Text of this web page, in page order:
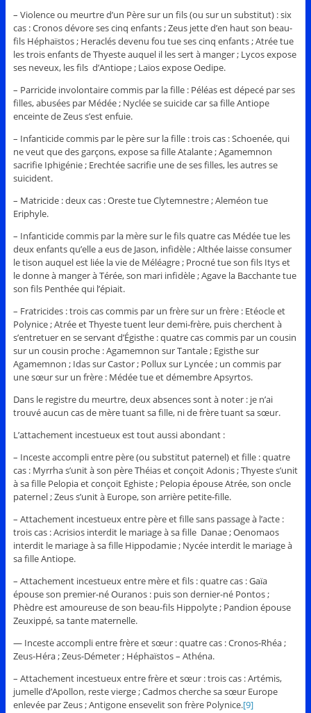
– Violence ou meurtre d’un Père sur un fils (ou sur un substitut) : six
cas : Cronos dévore ses cinq enfants ; Zeus jette d’en haut son beau-
fils Héphaïstos ; Heraclés devenu fou tue ses cinq enfants ; Atrée tue
les trois enfants de Thyeste auquel il les sert à manger ; Lycos expose
ses neveux, les fils d’Antiope ; Laïos expose Oedipe.
– Parricide involontaire commis par la fille : Péléas est dépecé par ses
filles, abusées par Médée ; Nyclée se suicide car sa fille Antiope
enceinte de Zeus s’est enfuie.
– Infanticide commis par le père sur la fille : trois cas : Schoenée, qui
ne veut que des garçons, expose sa fille Atalante ; Agamemnon
sacrifie Iphigénie ; Erechtée sacrifie une de ses filles, les autres se
suicident.
– Matricide : deux cas : Oreste tue Clytemnestre ; Aleméon tue
Eriphyle.
– Infanticide commis par la mère sur le fils quatre cas Médée tue les
deux enfants qu’elle a eus de Jason, infidèle ; Althée laisse consumer
le tison auquel est liée la vie de Méléagre ; Procné tue son fils Itys et
le donne à manger à Térée, son mari infidèle ; Agave la Bacchante tue
son fils Penthée qui l’épiait.
– Fratricides : trois cas commis par un frère sur un frère : Etéocle et
Polynice ; Atrée et Thyeste tuent leur demi-frère, puis cherchent à
s’entretuer en se servant d’Égisthe : quatre cas commis par un cousin
sur un cousin proche : Agamemnon sur Tantale ; Egisthe sur
Agamemnon ; Idas sur Castor ; Pollux sur Lyncée ; un commis par
une sœur sur un frère : Médée tue et démembre Apsyrtos.
Dans le registre du meurtre, deux absences sont à noter : je n’ai
trouvé aucun cas de mère tuant sa fille, ni de frère tuant sa sœur.
L’attachement incestueux est tout aussi abondant :
– Inceste accompli entre père (ou substitut paternel) et fille : quatre
cas : Myrrha s’unit à son père Théias et conçoit Adonis ; Thyeste s’unit
à sa fille Pelopia et conçoit Eghiste ; Pelopia épouse Atrée, son oncle
paternel ; Zeus s’unit à Europe, son arrière petite-fille.
– Attachement incestueux entre père et fille sans passage à l’acte :
trois cas : Acrisios interdit le mariage à sa fille Danae ; Oenomaos
interdit le mariage à sa fille Hippodamie ; Nycée interdit le mariage à
sa fille Antiope.
– Attachement incestueux entre mère et fils : quatre cas : Gaïa
épouse son premier-né Ouranos : puis son dernier-né Pontos ;
Phèdre est amoureuse de son beau-fils Hippolyte ; Pandion épouse
Zeuxippé, sa tante maternelle.
— Inceste accompli entre frère et sœur : quatre cas : Cronos-Rhéa ;
Zeus-Héra ; Zeus-Démeter ; Héphaïstos – Athéna.
– Attachement incestueux entre frère et sœur : trois cas : Artémis,
jumelle d’Apollon, reste vierge ; Cadmos cherche sa sœur Europe
enlevée par Zeus ; Antigone ensevelit son frère Polynice.[9]